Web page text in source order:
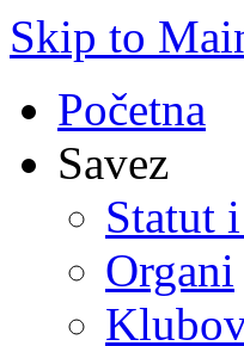
Skip to
Početna
Savez
Statut
Organi